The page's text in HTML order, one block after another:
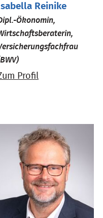
Isabella Reinike
Ökonomin,
Profil